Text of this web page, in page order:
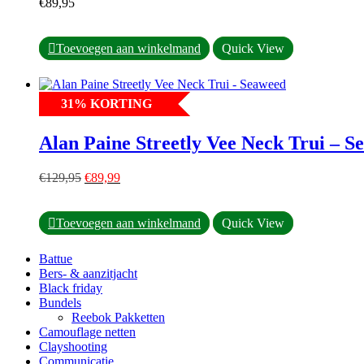
op
de
€89,95
Toevoegen aan winkelmand
Dit
product
meerdere
kan
productpagina
Quick View
31% KORTING
Alan Paine Streetly Vee Neck Trui –
€129,95 Oorspronkelijke
€129,95.
€89,99Huidige
€89,99.
Toevoegen aan winkelmand
Dit
product
Quick View
Battue
Bers- & aanzitjacht
Black friday
Bundels
Reebok Pakketten
Camouflage netten
Clayshooting